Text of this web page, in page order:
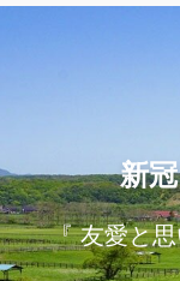
新
『 友愛と